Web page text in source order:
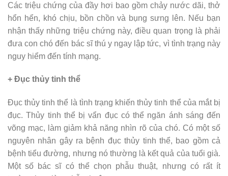
Các triệu chứng của đầy hơi bao gồm chảy nước dãi, thở
hổn hển, khó chịu, bồn chồn và bụng sưng lên. Nếu bạn
nhận thấy những triệu chứng này, điều quan trọng là phải
đưa con chó đến bác sĩ thú y ngay lập tức, vì tình trạng này
nguy hiểm đến tính mạng.
+ Đục thủy tinh thể
Đục thủy tinh thể là tình trạng khiến thủy tinh thể của mắt bị
đục. Thủy tinh thể bị vẩn đục có thể ngăn ánh sáng đến
võng mạc, làm giảm khả năng nhìn rõ của chó. Có một số
nguyên nhân gây ra bệnh đục thủy tinh thể, bao gồm cả
bệnh tiểu đường, nhưng nó thường là kết quả của tuổi già.
Một số bác sĩ có thể chọn phẫu thuật, nhưng có rất ít